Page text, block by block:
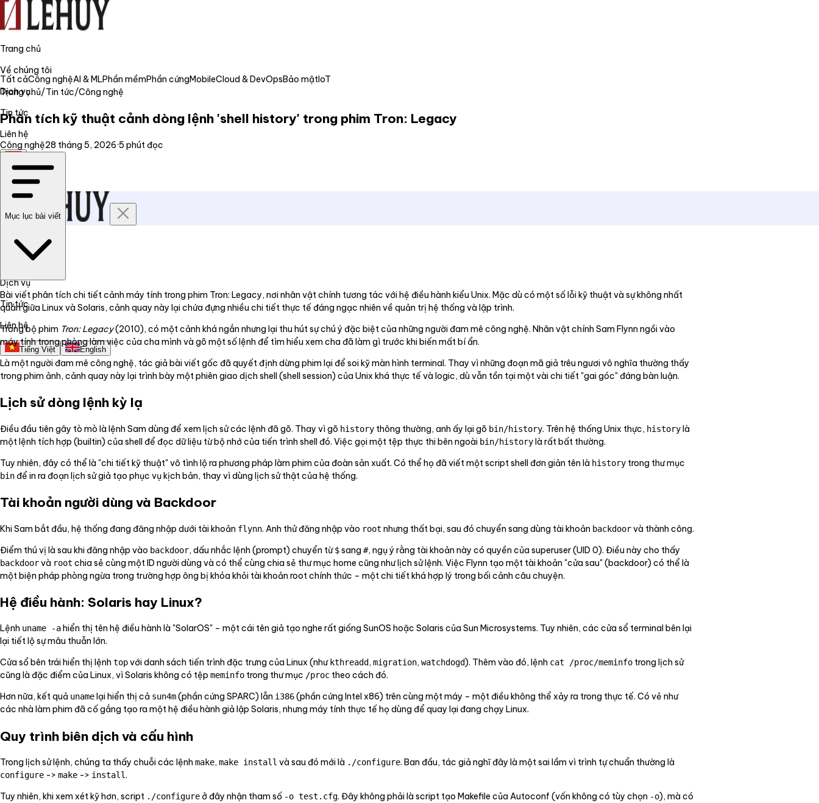
Trang chủ
Về chúng tôi
Dịch vụ
Tin tức
Liên hệ
Trang chủ
Về chúng tôi
Dịch vụ
Tin tức
Liên hệ
Tiếng Việt English
Tất cảCông nghệAI & MLPhần mềmPhần cứngMobileCloud & DevOpsBảo mậtIoT
Trang chủ/Tin tức/Công nghệ
Phân tích kỹ thuật cảnh dòng lệnh 'shell history' trong phim Tron: Legacy
Công nghệ28 tháng 5, 2026·5 phút đọc
Mục lục bài viết
Bài viết phân tích chi tiết cảnh máy tính trong phim Tron: Legacy, nơi nhân vật chính tương tác với hệ điều hành kiểu Unix. Mặc dù có một số lỗi kỹ thuật và sự không nhất
quán giữa Linux và Solaris, cảnh quay này lại chứa đựng nhiều chi tiết thực tế đáng ngạc nhiên về quản trị hệ thống và lập trình.
Trong bộ phim Tron: Legacy(2010), có một cảnh khá ngắn nhưng lại thu hút sự chú ý đặc biệt của những người đam mê công nghệ. Nhân vật chính Sam Flynn ngồi vào
máy tính trong phòng làm việc của cha mình và gõ một số lệnh để tìm hiểu xem cha đã làm gì trước khi biến mất bí ẩn.
Là một người đam mê công nghệ, tác giả bài viết gốc đã quyết định dừng phim lại để soi kỹ màn hình terminal. Thay vì những đoạn mã giả trêu ngươi vô nghĩa thường thấy
trong phim ảnh, cảnh quay này lại trình bày một phiên giao dịch shell (shell session) của Unix khá thực tế và logic, dù vẫn tồn tại một vài chi tiết "gai góc" đáng bàn luận.
Lịch sử dòng lệnh kỳ lạ
Điều đầu tiên gây tò mò là lệnh Sam dùng để xem lịch sử các lệnh đã gõ. Thay vì gõ history thông thường, anh ấy lại gõ bin/history. Trên hệ thống Unix thực, historylà
một lệnh tích hợp (builtin) của shell để đọc dữ liệu từ bộ nhớ của tiến trình shell đó. Việc gọi một tệp thực thi bên ngoài bin/historylà rất bất thường.
Tuy nhiên, đây có thể là "chi tiết kỹ thuật" vô tình lộ ra phương pháp làm phim của đoàn sản xuất. Có thể họ đã viết một script shell đơn giản tên là history trong thư mục
binđể in ra đoạn lịch sử giả tạo phục vụ kịch bản, thay vì dùng lịch sử thật của hệ thống.
Tài khoản người dùng và Backdoor
Khi Sam bắt đầu, hệ thống đang đăng nhập dưới tài khoản flynn. Anh thử đăng nhập vào root nhưng thất bại, sau đó chuyển sang dùng tài khoản backdoorvà thành công.
Điểm thú vị là sau khi đăng nhập vào backdoor, dấu nhắc lệnh (prompt) chuyển từ$sang #, ngụ ý rằng tài khoản này có quyền của superuser (UID 0). Điều này cho thấy
backdoorvà root chia sẻ cùng một ID người dùng và có thể cùng chia sẻ thư mục home cũng như lịch sử lệnh. Việc Flynn tạo một tài khoản "cửa sau" (backdoor) có thể là
một biện pháp phòng ngừa trong trường hợp ông bị khóa khỏi tài khoản root chính thức – một chi tiết khá hợp lý trong bối cảnh câu chuyện.
Hệ điều hành: Solaris hay Linux?
Lệnh uname -a hiển thị tên hệ điều hành là "SolarOS" – một cái tên giả tạo nghe rất giống SunOS hoặc Solaris của Sun Microsystems. Tuy nhiên, các cửa sổ terminal bên lại
lại tiết lộ sự mâu thuẫn lớn.
Cửa sổ bên trái hiển thị lệnh topvới danh sách tiến trình đặc trưng của Linux (như kthreadd, migration, watchdogd). Thêm vào đó, lệnh cat /proc/meminfo trong lịch sử
cũng là đặc điểm của Linux, vì Solaris không có tệp meminfo trong thư mục /proc theo cách đó.
Hơn nữa, kết quả uname lại hiển thị cả sun4m(phần cứng SPARC) lẫn i386(phần cứng Intel x86) trên cùng một máy – một điều không thể xảy ra trong thực tế. Có vẻ như
các nhà làm phim đã cố gắng tạo ra một hệ điều hành giả lập Solaris, nhưng máy tính thực tế họ dùng để quay lại đang chạy Linux.
Quy trình biên dịch và cấu hình
Trong lịch sử lệnh, chúng ta thấy chuỗi các lệnh make, make install và sau đó mới là ./configure. Ban đầu, tác giả nghĩ đây là một sai lầm vì trình tự chuẩn thường là
configure -> make -> install.
Tuy nhiên, khi xem xét kỹ hơn, script ./configure ở đây nhận tham số -o test.cfg. Đây không phải là script tạo Makefile của Autoconf (vốn không có tùy chọn -o), mà có